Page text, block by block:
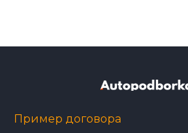
Пример договора